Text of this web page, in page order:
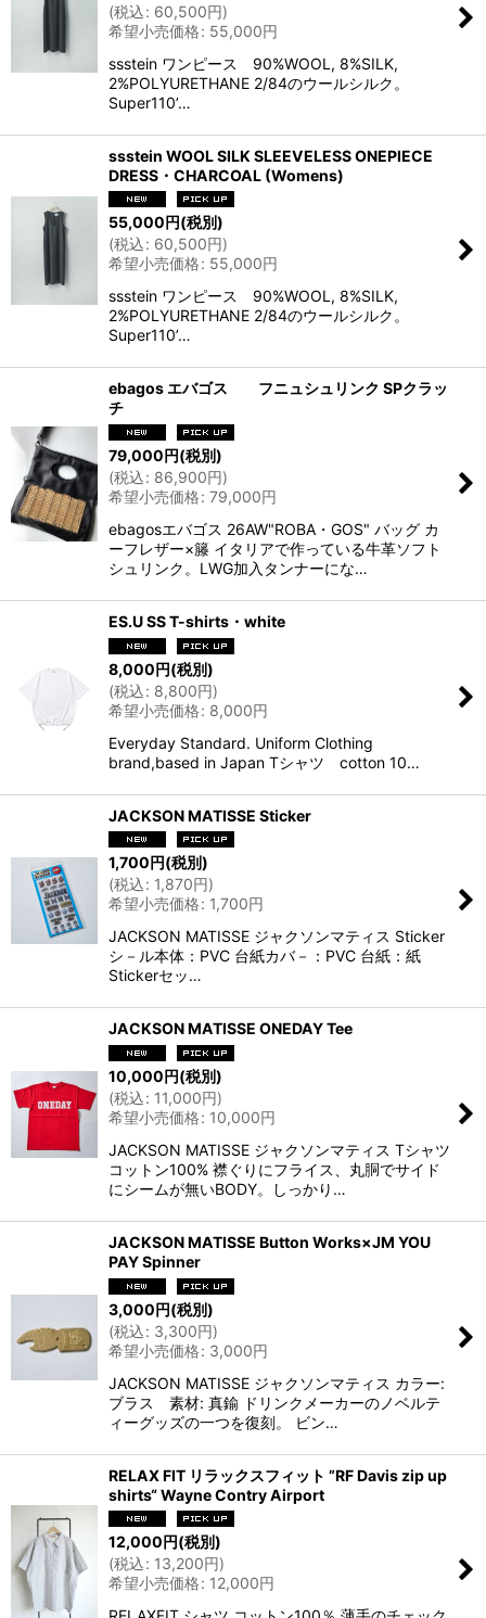
(税込: 60,500円)
希望小売価格: 55,000円
ssstein ワンピース 90%WOOL, 8%SILK,
2%POLYURETHANE 2/84のウールシルク。
Super110’…
ssstein WOOL SILK SLEEVELESS ONEPIECE
DRESS・CHARCOAL (Womens)
55,000円(税別)
(税込: 60,500円)
希望小売価格: 55,000円
ssstein ワンピース 90%WOOL, 8%SILK,
2%POLYURETHANE 2/84のウールシルク。
Super110’…
ebagos エバゴス フニュシュリンク SPクラッ
チ
79,000円(税別)
(税込: 86,900円)
希望小売価格: 79,000円
ebagosエバゴス 26AW"ROBA・GOS" バッグ カ
ーフレザー×籐 イタリアで作っている牛革ソフト
シュリンク。LWG加入タンナーにな…
ES.U SS T-shirts・white
8,000円(税別)
(税込: 8,800円)
希望小売価格: 8,000円
Everyday Standard. Uniform Clothing
brand,based in Japan Tシャツ cotton 10…
JACKSON MATISSE Sticker
1,700円(税別)
(税込: 1,870円)
希望小売価格: 1,700円
JACKSON MATISSE ジャクソンマティス Sticker
シ－ル本体：PVC 台紙カバ－：PVC 台紙：紙
Stickerセッ…
JACKSON MATISSE ONEDAY Tee
10,000円(税別)
(税込: 11,000円)
希望小売価格: 10,000円
JACKSON MATISSE ジャクソンマティス Tシャツ
コットン100% 襟ぐりにフライス、丸胴でサイド
にシームが無いBODY。しっかり…
JACKSON MATISSE Button Works×JM YOU
PAY Spinner
3,000円(税別)
(税込: 3,300円)
希望小売価格: 3,000円
JACKSON MATISSE ジャクソンマティス カラー:
ブラス 素材: 真鍮 ドリンクメーカーのノベルテ
ィーグッズの一つを復刻。 ビン…
RELAX FIT リラックスフィット ”RF Davis zip up
shirts“ Wayne Contry Airport
12,000円(税別)
(税込: 13,200円)
希望小売価格: 12,000円